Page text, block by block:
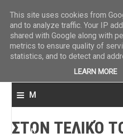
≡ M
n
ΣΤΟΝ ΤΕΛΙΚΌ
This site uses cookies from
and to analyze traffic. Your IP
shared with Google along with
metrics to ensure quality of
statistics, and to detect and
LEARN MORE